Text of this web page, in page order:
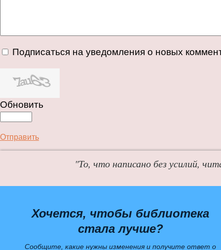
Подписаться на уведомления о новых
Обновить
Отправить
"То, что написано без усилий,
Хочется, чтобы библиотека
стала лучше?
Сообщите, какие нужны изменения и получите ответ о